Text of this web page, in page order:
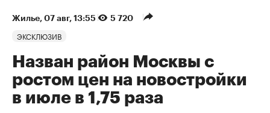
Жилье⁠, 07 авг, 13:55 5 720
ЭКСКЛЮЗИВ
Назван район Москвы с
ростом цен на новостройки
в июле в 1,75 раза